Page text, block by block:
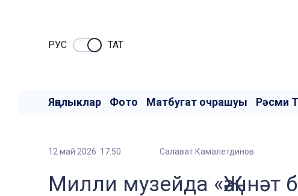
РУC ТАТ
Яңалыклар Фото Матбугат очрашуы Рәсми
12 май 2026 17:50 Салават Камалетдинов
Милли музейда «Җәннәт